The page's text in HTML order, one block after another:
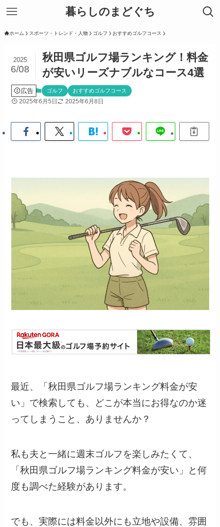
暮らしのまどぐち
ホーム スポーツ・トレンド・人物 ゴルフ おすすめゴルフコース
秋田県ゴルフ場ランキング！料金
が安いリーズナブルなコース4選
2025
6/08
広告 ゴルフ おすすめゴルフコース
2025年6月5日 2025年6月8日
最近、「秋田県ゴルフ場ランキング料金が安
い」で検索しても、どこが本当にお得なのか迷
ってしまうこと、ありませんか？
私も夫と一緒に週末ゴルフを楽しみたくて、
「秋田県ゴルフ場ランキング料金が安い」と何
度も調べた経験があります。
でも、実際には料金以外にも立地や設備、雰囲